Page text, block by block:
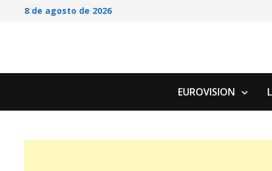
Saltar8 de agosto de 2026
EUROVISION